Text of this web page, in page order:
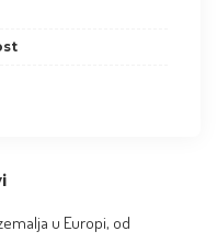
u Europi, od